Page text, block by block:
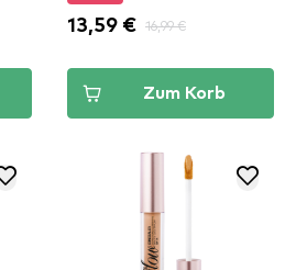
13,59 € 16,99 €
Zum Korb